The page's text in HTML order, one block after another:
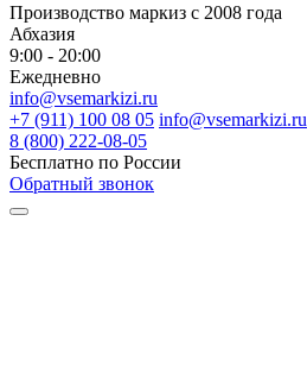
Производство маркиз с 2008 года
Абхазия
9:00 - 20:00
Ежедневно
info@vsemarkizi.ru
+7 (911) 100 08 05 info@vsemarkizi.ru
8 (800) 222-08-05
Бесплатно по России
Обратный звонок